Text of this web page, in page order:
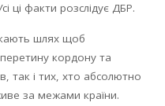
ці факти розслідує ДБР.
шлях щоб
кордону та
так і тих, хто абсолютно
за межами країни.